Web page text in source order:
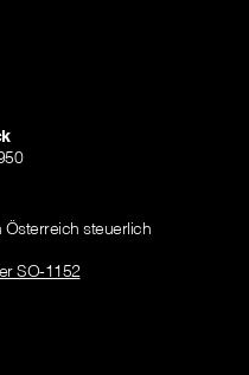
steuerlich
SO-1152